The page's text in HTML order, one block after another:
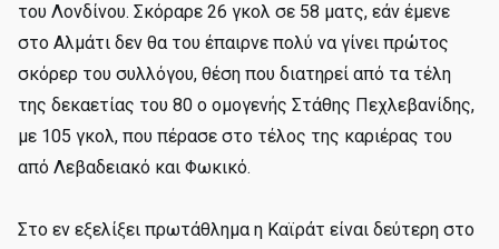
του Λονδίνου. Σκόραρε 26 γκολ σε 58 ματς, εάν έμενε
στο Αλμάτι δεν θα του έπαιρνε πολύ να γίνει πρώτος
σκόρερ του συλλόγου, θέση που διατηρεί από τα τέλη
της δεκαετίας του 80 ο ομογενής Στάθης Πεχλεβανίδης,
με 105 γκολ, που πέρασε στο τέλος της καριέρας του
από Λεβαδειακό και Φωκικό.
Στο εν εξελίξει πρωτάθλημα η Καϊράτ είναι δεύτερη στο